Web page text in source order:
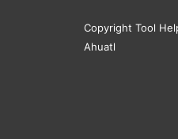
Copyright Tool
Ahuatl